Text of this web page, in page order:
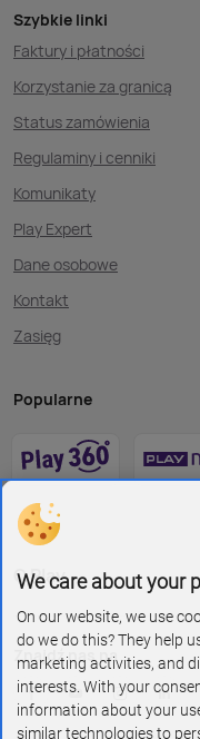
Szybkie linki
Faktury i płatności
Korzystanie za granicą
Status zamówienia
Regulaminy i cenniki
Komunikaty
Play Expert
Dane osobowe
Kontakt
Zasięg
Popularne
O Play
Znajdź nas na
We care about your
On our website, we use
do we do this? They help
marketing activities, and
interests. With your
information about your
similar technologies to